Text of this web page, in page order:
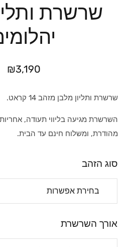
שרשרת
₪3,190
שרשרת ותליון מלבן מזהב 14 קראט.
השרשרת מגיעה בליווי תעודה,
מהודרת, ומשלוח חינם עד הבית.
סוג הזהב
אורך השרשרת